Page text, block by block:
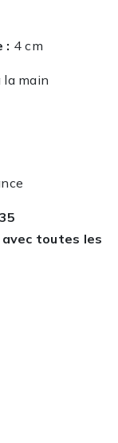
: 4 cm
la main
toutes les